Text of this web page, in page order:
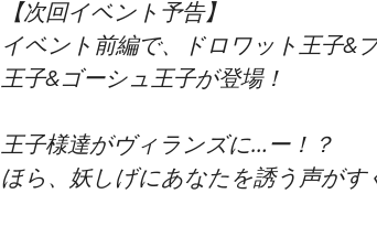
【次回イベント予告】
イベント前編で、ドロワット王子&
王子&ゴーシュ王子が登場！
王子様達がヴィランズに…ー！？
ほら、妖しげにあなたを誘う声がす